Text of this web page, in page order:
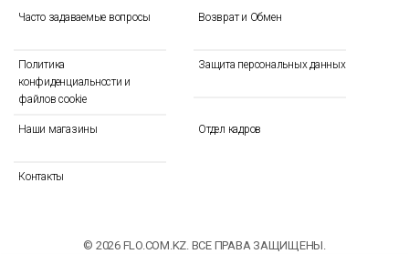
Часто задаваемые вопросы Возврат и Обмен
Политика
конфиденциальности и
файлов cookie
Защита персональных данных
Наши магазины Отдел кадров
Контакты
© 2026 FLO.COM.KZ. ВСЕ ПРАВА ЗАЩИЩЕНЫ.